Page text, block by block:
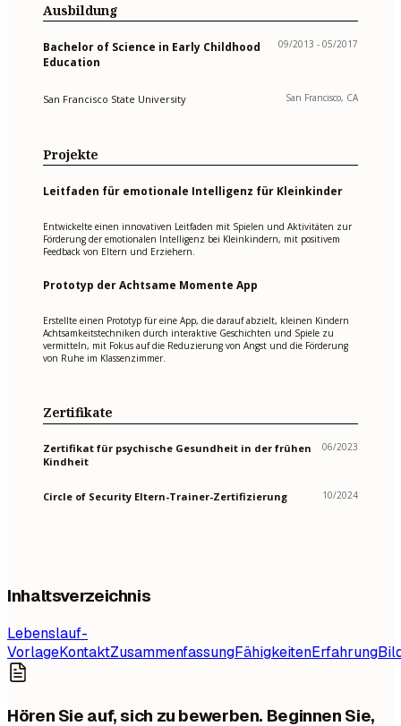
Ausbildung
Bachelor of Science in Early Childhood
Education
09/2013 - 05/2017
San Francisco State University San Francisco, CA
Projekte
Leitfaden für emotionale Intelligenz für Kleinkinder
Entwickelte einen innovativen Leitfaden mit Spielen und Aktivitäten zur
Förderung der emotionalen Intelligenz bei Kleinkindern, mit positivem
Feedback von Eltern und Erziehern.
Prototyp der Achtsame Momente App
Erstellte einen Prototyp für eine App, die darauf abzielt, kleinen Kindern
Achtsamkeitstechniken durch interaktive Geschichten und Spiele zu
vermitteln, mit Fokus auf die Reduzierung von Angst und die Förderung
von Ruhe im Klassenzimmer.
Zertifikate
Zertifikat für psychische Gesundheit in der frühen
Kindheit
06/2023
Circle of Security Eltern-Trainer-Zertifizierung 10/2024
Inhaltsverzeichnis
Lebenslauf-
VorlageKontaktZusammenfassungFähigkeitenErfahrung
Hören Sie auf, sich zu bewerben. Beginnen Sie,